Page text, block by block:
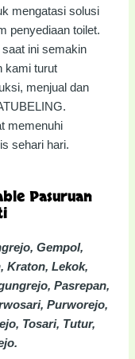
mengatasi solusi
penyediaan toilet.
saat ini semakin
kami turut
menjual dan
memenuhi
sehari hari.
Pasuruan
Gempol,
Kraton, Lekok,
Pasrepan,
Purworejo,
Tosari, Tutur,